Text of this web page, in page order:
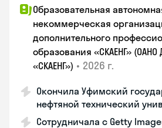
Образовательная
некоммерческая
дополнительного
образования «СКАЕНГ» (ОАНО
«СКАЕНГ») • 2026 г.
Окончила Уфимский
нефтяной технический
Сотрудничала с Getty